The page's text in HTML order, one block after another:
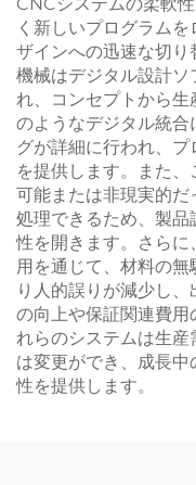
く新しいプログラム
ザインへの迅速な切
機械はデジタル設計ソ
れ、コンセプトから生
のようなデジタル統
グが詳細に行われ、
を提供します。また
可能または非現実的
処理できるため、製
性を開きます。さら
用を通じて、材料の
り人的誤りが減少し
の向上や保証関連費用
れらのシステムは生
は変更ができ、成長
性を提供します。